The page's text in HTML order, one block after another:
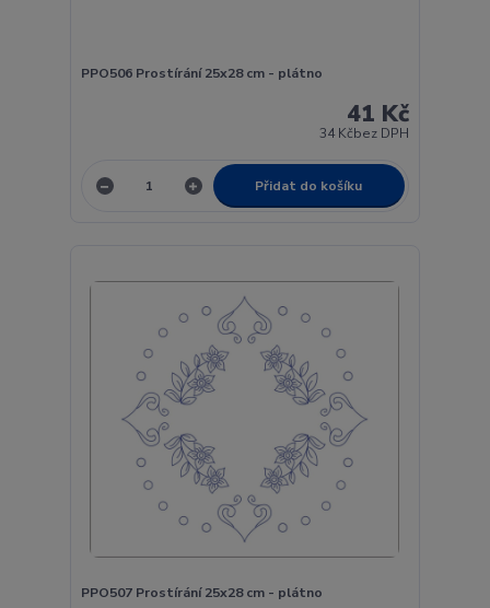
PPO506 Prostírání 25x28 cm - plátno
41 Kč
34 Kčbez DPH
Přidat do košíku
PPO507 Prostírání 25x28 cm - plátno